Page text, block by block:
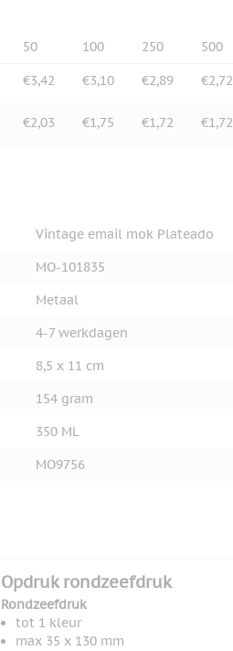
50 100 250 500
€3,42 €3,10 €2,89 €2,72
€2,03 €1,75 €1,72 €1,72
Vintage email mok Plateado
MO-101835
Metaal
4-7 werkdagen
8,5 x 11 cm
154 gram
350 ML
MO9756
Opdruk rondzeefdruk
Rondzeefdruk
tot 1 kleur
max 35 x 130 mm